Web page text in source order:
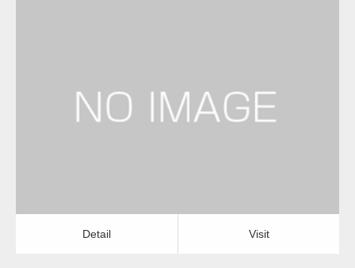
Detail Visit
Detail Visit